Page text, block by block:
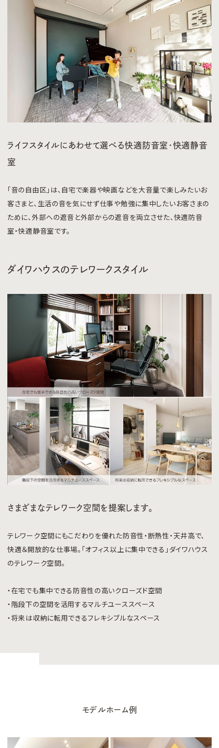
ライフスタイルにあわせて選べる快適防音室・快適静音
室
「音の自由区」は、自宅で楽器や映画などを大音量で楽しみたいお
客さまと、生活の音を気にせず仕事や勉強に集中したいお客さまの
ために、外部への遮音と外部からの遮音を両立させた、快適防音
室・快適静音室です。
ダイワハウスのテレワークスタイル
さまざまなテレワーク空間を提案します。
テレワーク空間にもこだわりを優れた防音性・断熱性・天井高で、
快適＆開放的な仕事場。「オフィス以上に集中できる」ダイワハウス
のテレワーク空間。
・在宅でも集中できる防音性の高いクローズド空間
・階段下の空間を活用するマルチユーススペース
・将来は収納に転用できるフレキシブルなスペース
モデルホーム例